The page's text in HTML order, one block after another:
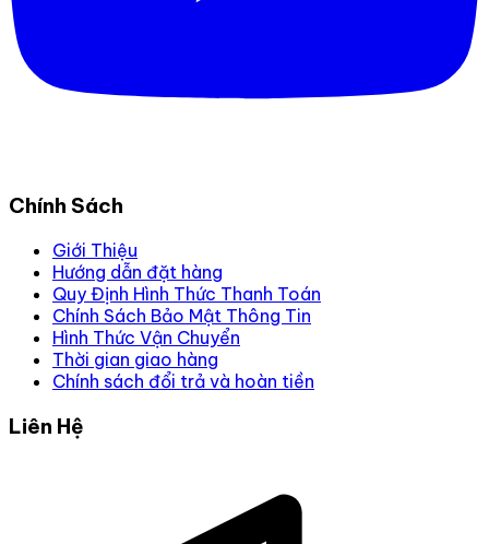
Chính Sách
Giới Thiệu
Hướng dẫn đặt hàng
Quy Định Hình Thức Thanh Toán
Chính Sách Bảo Mật Thông Tin
Hình Thức Vận Chuyển
Thời gian giao hàng
Chính sách đổi trả và hoàn tiền
Liên Hệ